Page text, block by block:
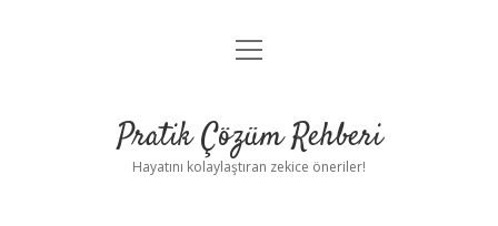
Anasayfa
Yasal Uyarı
menüyü
Pratik Çözüm Rehberi
Hayatını kolaylaştıran zekice öneriler!